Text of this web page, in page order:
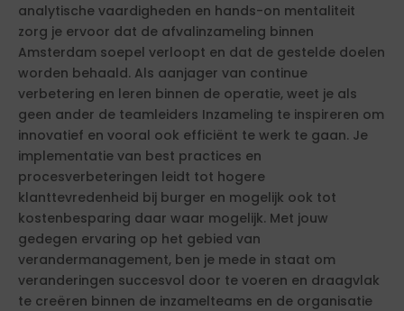
analytische vaardigheden en hands-on mentaliteit
zorg je ervoor dat de afvalinzameling binnen
Amsterdam soepel verloopt en dat de gestelde doelen
worden behaald. Als aanjager van continue
verbetering en leren binnen de operatie, weet je als
geen ander de teamleiders Inzameling te inspireren om
innovatief en vooral ook efficiënt te werk te gaan. Je
implementatie van best practices en
procesverbeteringen leidt tot hogere
klanttevredenheid bij burger en mogelijk ook tot
kostenbesparing daar waar mogelijk. Met jouw
gedegen ervaring op het gebied van
verandermanagement, ben je mede in staat om
veranderingen succesvol door te voeren en draagvlak
te creëren binnen de inzamelteams en de organisatie